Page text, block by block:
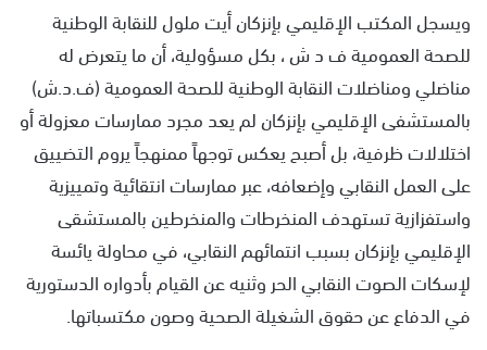
ويسجل المكتب الإقليمي بإنزكان أيت ملول للنقابة الوطنية
للصحة العمومية ف د ش ، بكل مسؤولية، أن ما يتعرض له
مناضلي ومناضلات النقابة الوطنية للصحة العمومية (ف.د.ش)
بالمستشفى الإقليمي بإنزكان لم يعد مجرد ممارسات معزولة أو
اختلالات ظرفية، بل أصبح يعكس توجهاً ممنهجاً يروم التضييق
على العمل النقابي وإضعافه، عبر ممارسات انتقائية وتمييزية
واستفزازية تستهدف المنخرطات والمنخرطين بالمستشقى
الإقليمي بإنزكان بسبب انتمائهم النقابي، في محاولة يائسة
لإسكات الصوت النقابي الحر وثنيه عن القيام بأدواره الدستورية
في الدفاع عن حقوق الشغيلة الصحية وصون مكتسباتها.